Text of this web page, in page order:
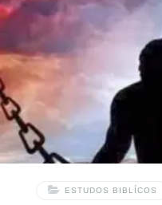
(3) Edifício de Jesus. I
de Deus. Hb 3:06 (5)
Universal Assembléia.
ESTUDOS BIBLÍCOS